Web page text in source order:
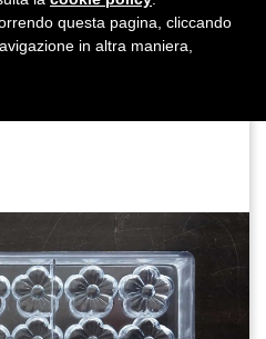
questa pagina, cliccando
in altra maniera,